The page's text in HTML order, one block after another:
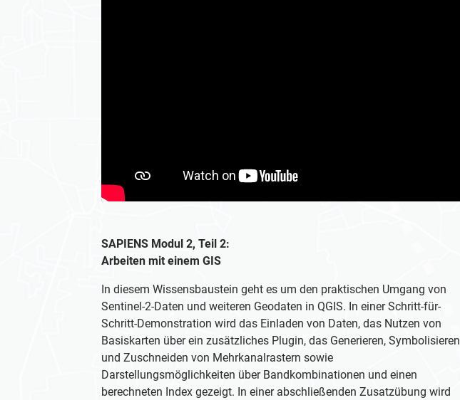
SAPIENS Modul 2, Teil 2:
Arbeiten mit einem GIS
In diesem Wissensbaustein geht es um den praktischen Umgang von
Sentinel-2-Daten und weiteren Geodaten in QGIS. In einer Schritt-für-
Schritt-Demonstration wird das Einladen von Daten, das Nutzen von
Basiskarten über ein zusätzliches Plugin, das Generieren, Symbolisieren
und Zuschneiden von Mehrkanalrastern sowie
Darstellungsmöglichkeiten über Bandkombinationen und einen
berechneten Index gezeigt. In einer abschließenden Zusatzübung wird